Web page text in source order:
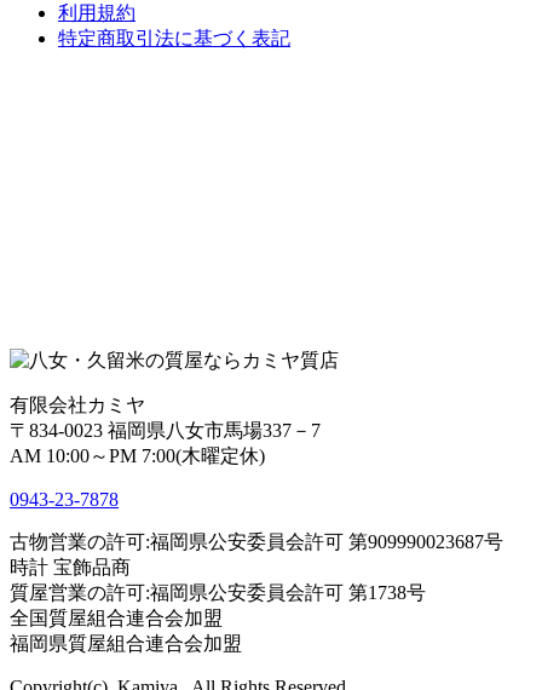
利用規約
特定商取引法に基づく表記
有限会社カミヤ
〒834-0023 福岡県八女市馬場337－7
AM 10:00～PM 7:00(木曜定休)
0943-23-7878
古物営業の許可:福岡県公安委員会許可 第909990023687号
時計 宝飾品商
質屋営業の許可:福岡県公安委員会許可 第1738号
全国質屋組合連合会加盟
福岡県質屋組合連合会加盟